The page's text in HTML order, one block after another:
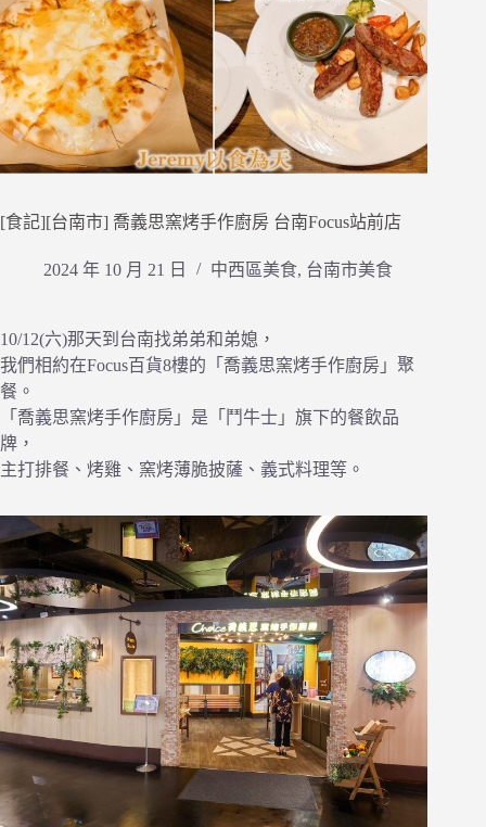
[食記][台南市] 喬義思窯烤手作廚房 台南Focus站前店
2024 年 10 月 21 日 中西區美食, 台南市美食
10/12(六)那天到台南找弟弟和弟媳，
我們相約在Focus百貨8樓的「喬義思窯烤手作廚房」聚
餐。
「喬義思窯烤手作廚房」是「鬥牛士」旗下的餐飲品
牌，
主打排餐、烤雞、窯烤薄脆披薩、義式料理等。